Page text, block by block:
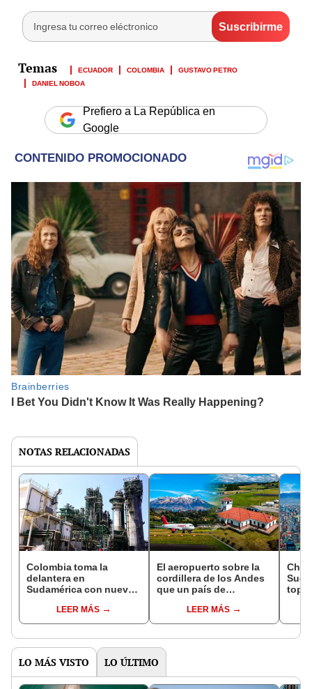
ECUADOR COLOMBIA
GUSTAVO PETRO
DANIEL NOBOA
Prefiero a La República en
Google
NOTAS RELACIONADAS
Colombia toma la
delantera en
Sudamérica con nueva
clave: producirá 1.000
toneladas diarias
LEER MÁS
El aeropuerto sobre la
cordillera de los Andes
que un país de
con más de US$30
millones e inaugurará
LEER MÁS
top
LO MÁS VISTO LO ÚLTIMO